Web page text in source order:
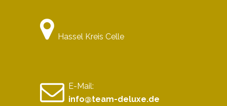
Hassel Kreis Celle
E-Mail:
info@team-deluxe.de